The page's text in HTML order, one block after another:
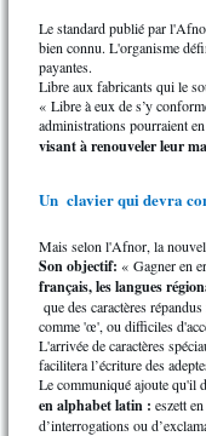
Le standard publié par
bien connu. L'organisme
payantes.
Libre aux fabricants qui le
« Libre à eux de s’y
administrations pourraient
visant à renouveler leur
Un clavier qui devra
Mais selon l'Afnor, la
Son objectif: « Gagner en
français, les langues
que des caractères
comme 'œ', ou difficiles
L'arrivée de caractères
facilitera l’écriture des
Le communiqué ajoute qu'il
en alphabet latin : eszett
d’interrogations ou